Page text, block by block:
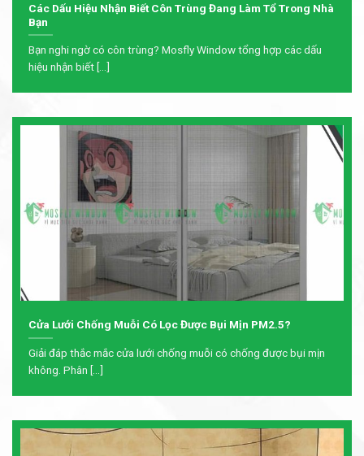
Các Dấu Hiệu Nhận Biết Côn Trùng Đang Làm Tổ Trong Nhà
Bạn
Bạn nghi ngờ có côn trùng? Mosfly Window tổng hợp các dấu
hiệu nhận biết [...]
Cửa Lưới Chống Muỗi Có Lọc Được Bụi Mịn PM2.5?
Giải đáp thắc mắc cửa lưới chống muỗi có chống được bụi mịn
không. Phân [...]